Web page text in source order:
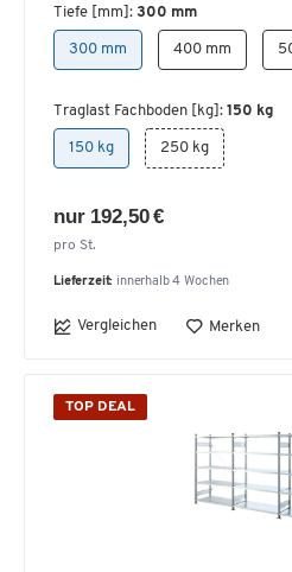
Tiefe [mm]: 300 mm
300 mm 400 mm
Traglast Fachboden [kg]: 150 kg
150 kg 250 kg
nur 192,50 €
pro St.
Lieferzeit: innerhalb 4 Wochen
Vergleichen Merken
TOP DEAL